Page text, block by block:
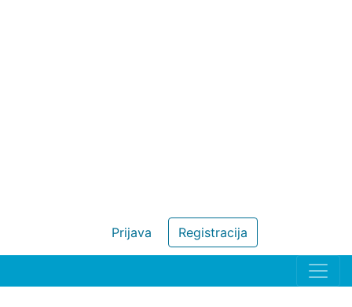
Registracija
Prijava